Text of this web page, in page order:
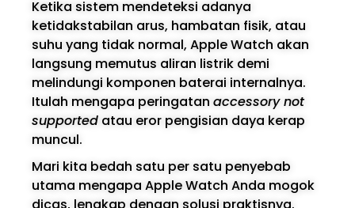
Ketika sistem mendeteksi adanya
ketidakstabilan arus, hambatan fisik, atau
suhu yang tidak normal, Apple Watch akan
langsung memutus aliran listrik demi
melindungi komponen baterai internalnya.
Itulah mengapa peringatan accessory not
supported atau eror pengisian daya kerap
muncul.
Mari kita bedah satu per satu penyebab
utama mengapa Apple Watch Anda mogok
dicas, lengkap dengan solusi praktisnya.